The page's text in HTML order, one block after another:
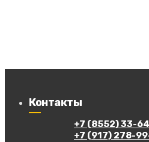
Контакты
+7 (8552) 33-
+7 (917) 278-